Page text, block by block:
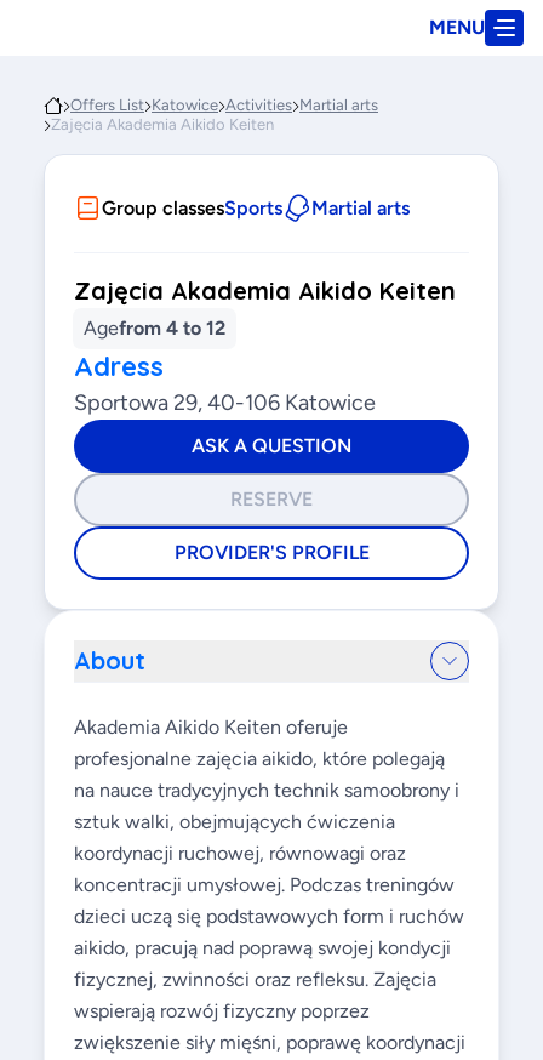
MENU
Offers List Katowice Activities Martial arts
Zajęcia Akademia Aikido Keiten
Group classesSports Martial arts
Zajęcia Akademia Aikido Keiten
Agefrom 4 to 12
Adress
Sportowa 29, 40-106 Katowice
ASK A QUESTION
RESERVE
PROVIDER'S PROFILE
About
Akademia Aikido Keiten oferuje
profesjonalne zajęcia aikido, które polegają
na nauce tradycyjnych technik samoobrony i
sztuk walki, obejmujących ćwiczenia
koordynacji ruchowej, równowagi oraz
koncentracji umysłowej. Podczas treningów
dzieci uczą się podstawowych form i ruchów
aikido, pracują nad poprawą swojej kondycji
fizycznej, zwinności oraz refleksu. Zajęcia
wspierają rozwój fizyczny poprzez
zwiększenie siły mięśni, poprawę koordynacji